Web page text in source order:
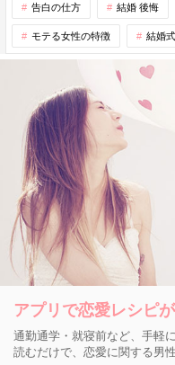
告白の仕方 結婚 後悔
モテる女性の特徴 結婚
アプリで恋愛レシピ
通勤通学・就寝前など、手軽
読むだけで、恋愛に関する男